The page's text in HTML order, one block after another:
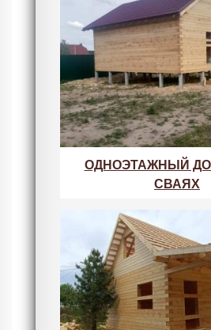
ОДНОЭТАЖНЫЙ
СВАЯХ